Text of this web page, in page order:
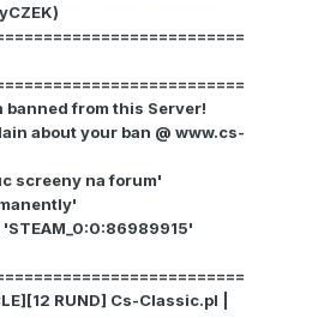
banned from this Server!
about your ban @ www.cs-
screeny na forum'
'STEAM_0:0:86989915'
RUND] Cs-Classic.pl |